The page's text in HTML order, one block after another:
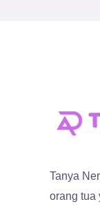
Tanya
orang tua